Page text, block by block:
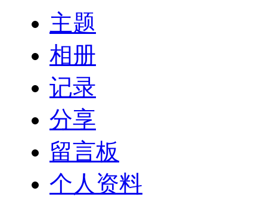
主题
相册
记录
分享
留言板
个人资料